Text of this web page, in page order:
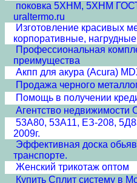
поковка 5ХНМ, 5ХНМ ГОСТ
uraltermo.ru
Изготовление красивых
корпоративные,
Профессиональная
преимущества
Акпп для акура (Acura)
Продажа черного
Помощь в получении
Агентство недвижимости
53А80, 53А11, ЕЗ-208,
2009г.
Эффективная доска
транспорте.
Женский трикотаж оптом
Купить Сплит систему в